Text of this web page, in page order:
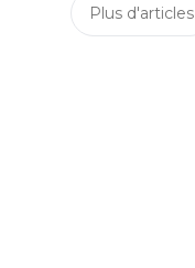
Plus d'articles